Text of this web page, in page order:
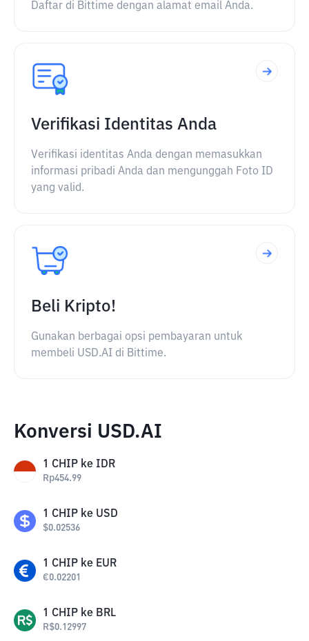
Daftar di Bittime dengan alamat email Anda.
Verifikasi Identitas Anda
Verifikasi identitas Anda dengan memasukkan
informasi pribadi Anda dan mengunggah Foto ID
yang valid.
Beli Kripto!
Gunakan berbagai opsi pembayaran untuk
membeli USD.AI di Bittime.
Konversi USD.AI
1 CHIP ke IDR
Rp454.99
1 CHIP ke USD
$0.02536
1 CHIP ke EUR
€0.02201
1 CHIP ke BRL
R$0.12997